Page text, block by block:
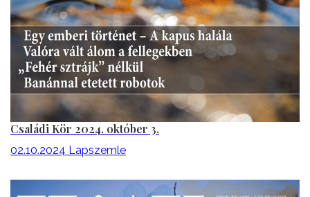
Családi Kör 2024. október 3.
02.10.2024 Lapszemle